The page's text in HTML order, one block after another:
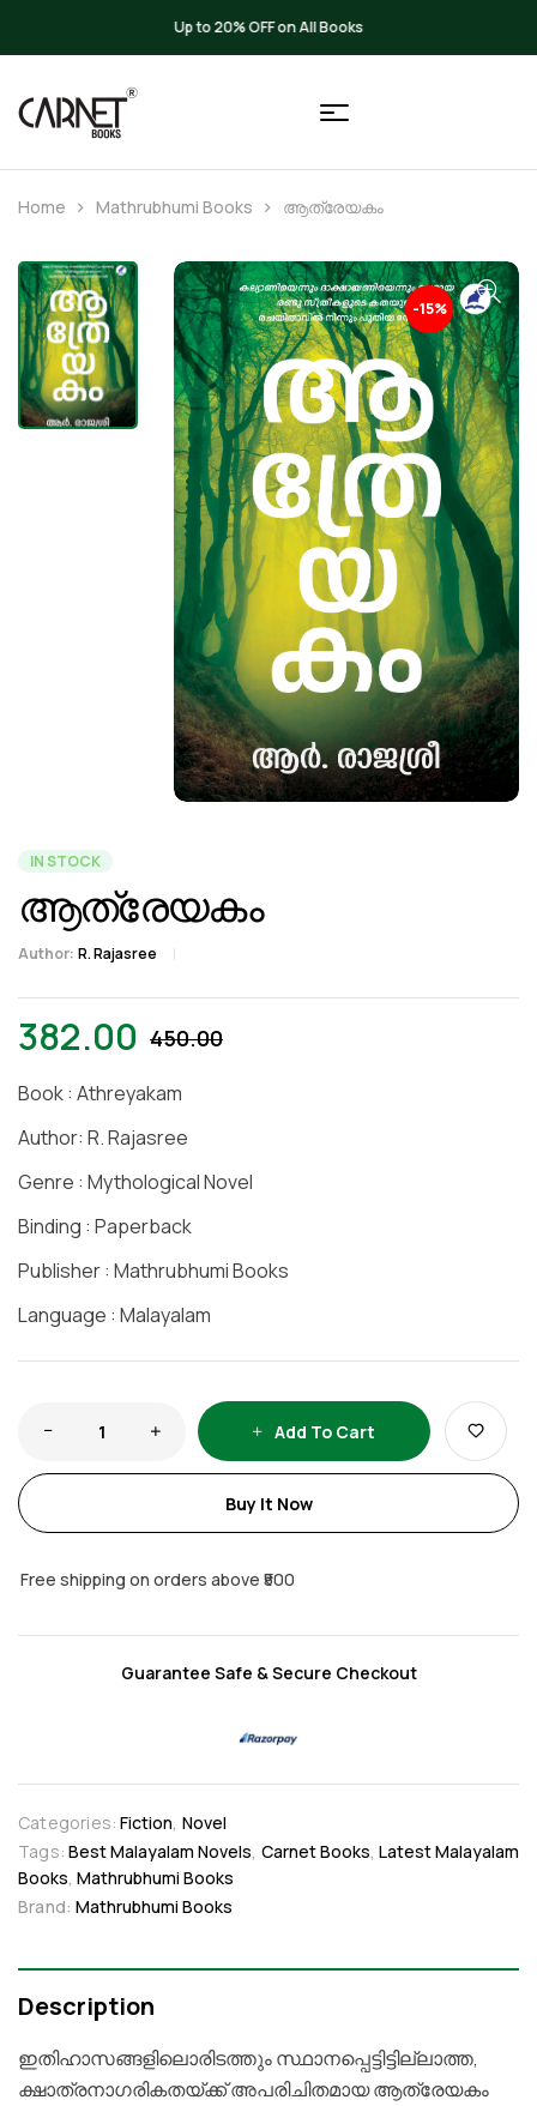
Up to 20% OFF on All Books
Home Mathrubhumi Books ആത്രേയകം
-15%
IN STOCK
ആത്രേയകം
Author: R. Rajasree
450.00
382.00
Book : Athreyakam
Author: R. Rajasree
Genre : Mythological Novel
Binding : Paperback
Publisher : Mathrubhumi Books
Language : Malayalam
Add To Cart
Buy It Now
Free shipping on orders above ₹500
Guarantee Safe & Secure Checkout
Categories: Fiction, Novel
Tags: Best Malayalam Novels, Carnet Books,Latest Malayalam
Books,Mathrubhumi Books
Brand:Mathrubhumi Books
Description
ഇതിഹാസങ്ങളിലൊരിടത്തും സ്ഥാനപ്പെട്ടിട്ടില്ലാത്ത,
ക്ഷാത്രനാഗരികതയ്ക്ക് അപരിചിതമായ ആത്രേയകം